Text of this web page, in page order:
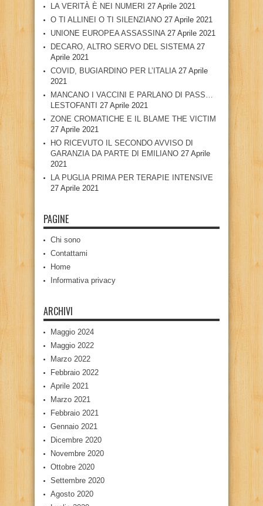
LA VERITÀ È NEI NUMERI 27 Aprile 2021
O TI ALLINEI O TI SILENZIANO 27 Aprile 2021
UNIONE EUROPEA ASSASSINA 27 Aprile 2021
DECARO, ALTRO SERVO DEL SISTEMA 27
Aprile 2021
COVID, BUGIARDINO PER L’ITALIA 27 Aprile
2021
MANCANO I VACCINI E PARLANO DI PASS…
LESTOFANTI 27 Aprile 2021
ZONE CROMATICHE E IL BLAME THE VICTIM
27 Aprile 2021
HO RICEVUTO IL SECONDO AVVISO DI
GARANZIA DA PARTE DI EMILIANO 27 Aprile
2021
LA PUGLIA PRIMA PER TERAPIE INTENSIVE
27 Aprile 2021
PAGINE
Chi sono
Contattami
Home
Informativa privacy
ARCHIVI
Maggio 2024
Maggio 2022
Marzo 2022
Febbraio 2022
Aprile 2021
Marzo 2021
Febbraio 2021
Gennaio 2021
Dicembre 2020
Novembre 2020
Ottobre 2020
Settembre 2020
Agosto 2020